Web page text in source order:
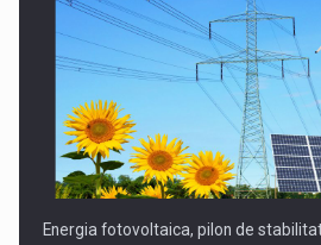
Energia fotovoltaica, pilon de